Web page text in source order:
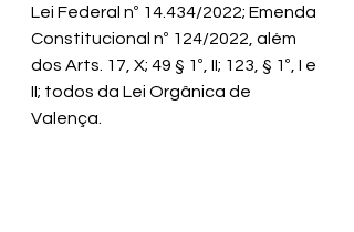
Lei Federal nº 14.434/2022; Emenda
Constitucional nº 124/2022, além
dos Arts. 17, X; 49 § 1º, II; 123, § 1º, I e
II; todos da Lei Orgânica de
Valença.